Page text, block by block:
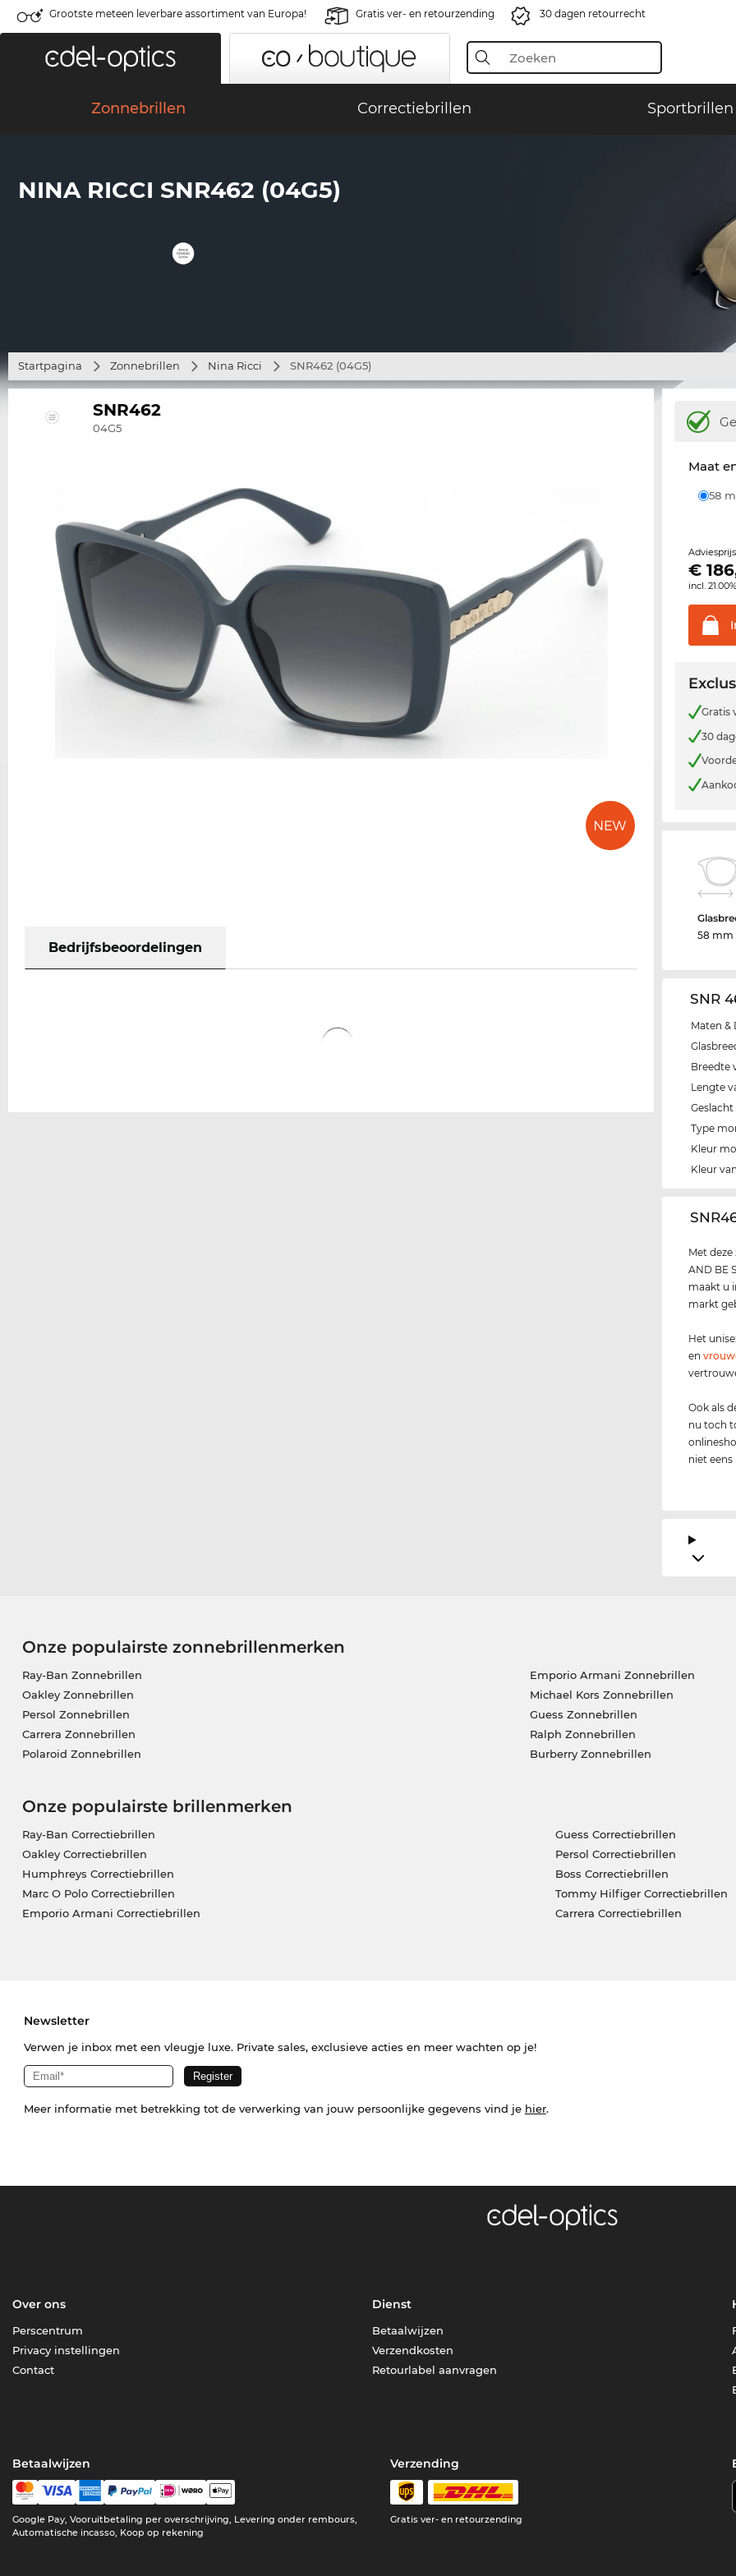
Grootste meteen leverbare assortiment van Europa! Gratis ver- en retourzending 30 dagen retourrecht
Zonnebrillen Correctiebrillen Sportbrillen
NINA RICCI SNR462 (04G5)
Startpagina Zonnebrillen Nina Ricci SNR462 (04G5)
SNR462
04G5
Bedrijfsbeoordelingen
Maat
58
€
incl.
Gratis
30
58 mm
SNR
Maten &
Breedte
Lengte
Geslacht
Type
Kleur
Kleur
Met
AND BE
maakt u
markt
Het
en
Ook als
nu toch
niet
Onze populairste zonnebrillenmerken
Ray-Ban Zonnebrillen
Oakley Zonnebrillen
Persol Zonnebrillen
Carrera Zonnebrillen
Polaroid Zonnebrillen
Emporio Armani Zonnebrillen
Michael Kors Zonnebrillen
Guess Zonnebrillen
Ralph Zonnebrillen
Burberry Zonnebrillen
Onze populairste brillenmerken
Ray-Ban Correctiebrillen
Oakley Correctiebrillen
Humphreys Correctiebrillen
Marc O Polo Correctiebrillen
Emporio Armani Correctiebrillen
Guess Correctiebrillen
Persol Correctiebrillen
Boss Correctiebrillen
Tommy Hilfiger Correctiebrillen
Carrera Correctiebrillen
Newsletter
Verwen je inbox met een vleugje luxe. Private sales, exclusieve acties en meer wachten op je!
Meer informatie met betrekking tot de verwerking van jouw persoonlijke gegevens vind je hier.
Over ons
Perscentrum
Privacy instellingen
Contact
Dienst
Betaalwijzen
Verzendkosten
Retourlabel aanvragen
Betaalwijzen
Google Pay, Vooruitbetaling per overschrijving, Levering onder rembours,
Automatische incasso, Koop op rekening
Verzending
Gratis ver- en retourzending